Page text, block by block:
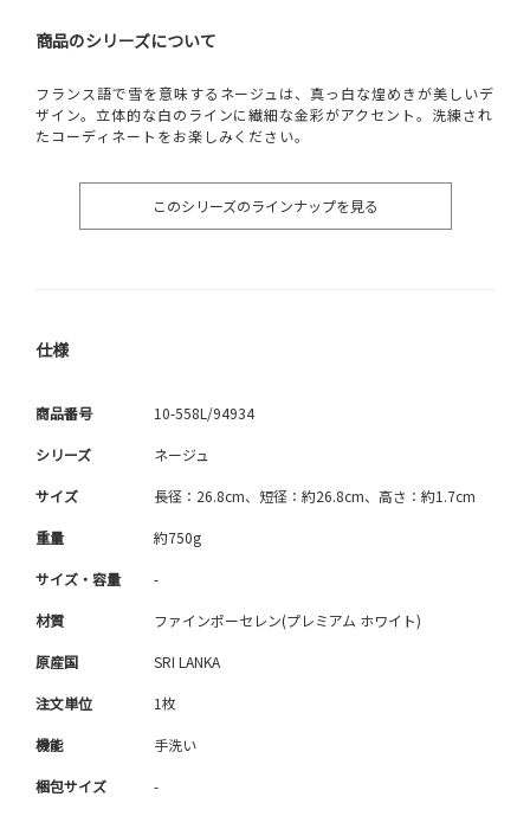
商品のシリーズについて
フランス語で雪を意味するネージュは、真っ白な煌めきが美しいデ
ザイン。立体的な白のラインに繊細な金彩がアクセント。洗練され
たコーディネートをお楽しみください。
このシリーズのラインナップを見る
仕様
商品番号 10-558L/94934
シリーズ ネージュ
サイズ 長径：26.8cm、短径：約26.8cm、高さ：約1.7cm
重量 約750g
サイズ・容量 -
材質 ファインポーセレン(プレミアム ホワイト)
原産国 SRI LANKA
注文単位 1枚
機能 手洗い
梱包サイズ -